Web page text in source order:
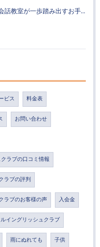
羽村市小作の英会話教室が一歩踏み出すお手伝い
ビス 料金表
お問い合わせ
ラブの口コミ情報
ラブの評判
ラブのお客様の声 入会金
イングリッシュクラブ
雨にぬれても 子供